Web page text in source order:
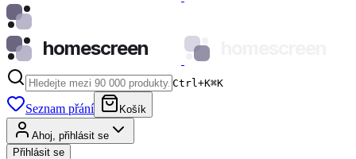
homescreen
Ctrl+K⌘K
Seznam přání Košík
Ahoj, přihlásit se
Přihlásit se